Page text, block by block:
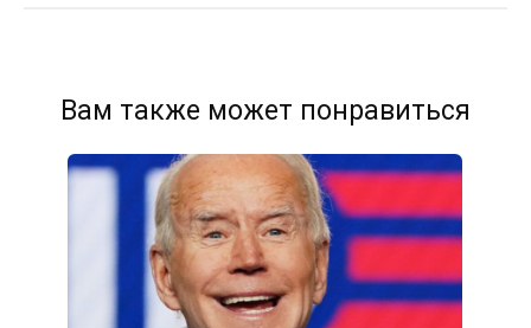
Вам также может понравиться